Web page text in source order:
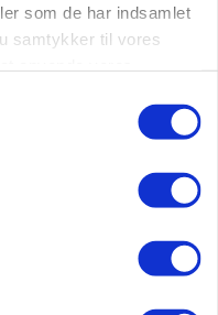
som de har indsamlet
samtykker til vores